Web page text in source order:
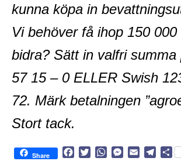
kunna köpa in
Vi behöver få ihop 150
bidra? Sätt in valfri summa
57 15 – 0 ELLER Swish
72. Märk betalningen
Stort tack.
Share
W
M
D